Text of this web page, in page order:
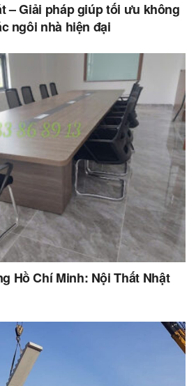
– Giải pháp giúp tối ưu không
ngôi nhà hiện đại
Hồ Chí Minh: Nội Thất Nhật